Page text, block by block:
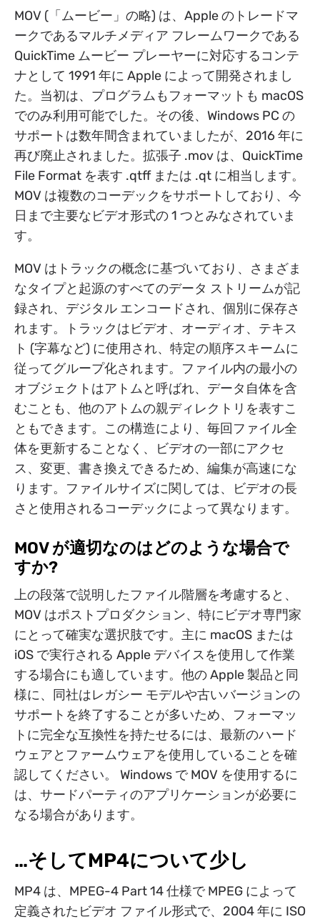
MOV (「ムービー」の略) は、Apple のトレードマ
ークであるマルチメディア フレームワークである
QuickTime ムービー プレーヤーに対応するコンテ
ナとして 1991 年に Apple によって開発されまし
た。当初は、プログラムもフォーマットも macOS
でのみ利用可能でした。その後、Windows PC の
サポートは数年間含まれていましたが、2016 年に
再び廃止されました。拡張子 .mov は、QuickTime
File Format を表す .qtff または .qt に相当します。
MOV は複数のコーデックをサポートしており、今
日まで主要なビデオ形式の 1 つとみなされていま
す。
MOV はトラックの概念に基づいており、さまざま
なタイプと起源のすべてのデータ ストリームが記
録され、デジタル エンコードされ、個別に保存さ
れます。トラックはビデオ、オーディオ、テキス
ト (字幕など) に使用され、特定の順序スキームに
従ってグループ化されます。ファイル内の最小の
オブジェクトはアトムと呼ばれ、データ自体を含
むことも、他のアトムの親ディレクトリを表すこ
ともできます。この構造により、毎回ファイル全
体を更新することなく、ビデオの一部にアクセ
ス、変更、書き換えできるため、編集が高速にな
ります。ファイルサイズに関しては、ビデオの長
さと使用されるコーデックによって異なります。
MOV が適切なのはどのような場合で
すか?
上の段落で説明したファイル階層を考慮すると、
MOV はポストプロダクション、特にビデオ専門家
にとって確実な選択肢です。主に macOS または
iOS で実行される Apple デバイスを使用して作業
する場合にも適しています。他の Apple 製品と同
様に、同社はレガシー モデルや古いバージョンの
サポートを終了することが多いため、フォーマッ
トに完全な互換性を持たせるには、最新のハード
ウェアとファームウェアを使用していることを確
認してください。 Windows で MOV を使用するに
は、サードパーティのアプリケーションが必要に
なる場合があります。
…そしてMP4について少し
MP4 は、MPEG-4 Part 14 仕様で MPEG によって
定義されたビデオ ファイル形式で、2004 年に ISO